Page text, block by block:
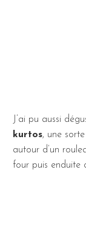
J’ai pu aussi
kurtos, une
autour d’un
four puis enduite